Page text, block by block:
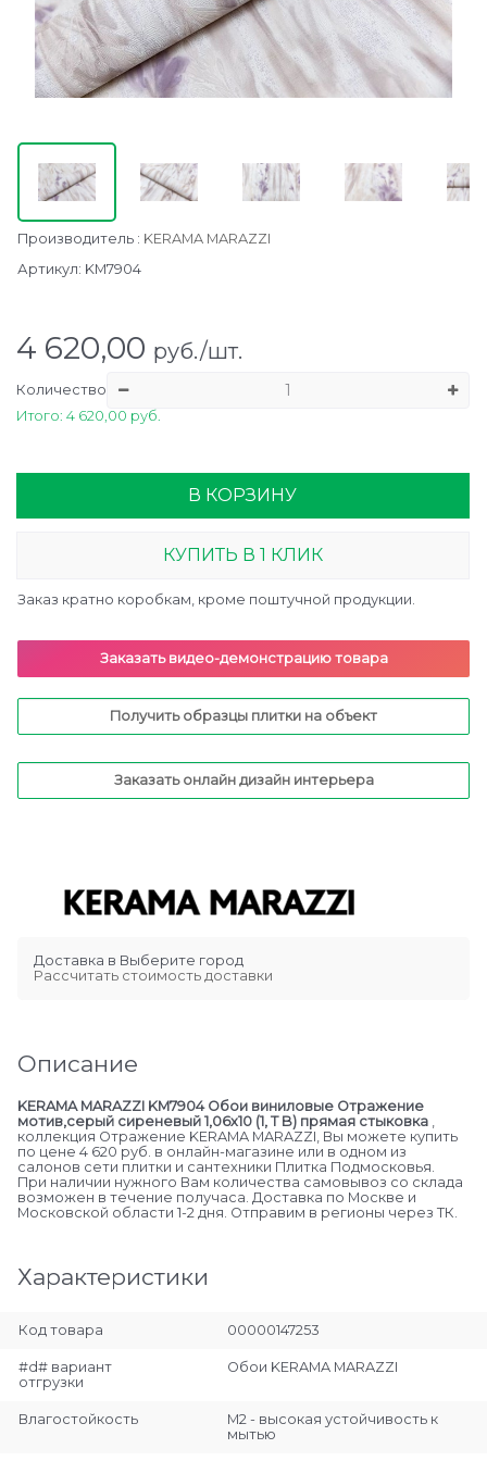
Производитель : KERAMA MARAZZI
Артикул: KM7904
4 620,00 руб./шт.
Количество
Итого: 4 620,00 руб.
В КОРЗИНУ
КУПИТЬ В 1 КЛИК
Заказ кратно коробкам, кроме поштучной продукции.
Заказать видео-демонстрацию товара
Получить образцы плитки на объект
Заказать онлайн дизайн интерьера
Доставка в Выберите город
Рассчитать стоимость доставки
Описание
KERAMA MARAZZI KM7904 Обои виниловые Отражение
мотив,серый сиреневый 1,06х10 (1, Т B) прямая стыковка
коллекция Отражение KERAMA MARAZZI, Вы можете купить
по цене 4 620 руб. в онлайн-магазине или в одном из
салонов сети плитки и сантехники Плитка Подмосковья.
При наличии нужного Вам количества самовывоз со склада
возможен в течение получаса. Доставка по Москве и
Московской области 1-2 дня. Отправим в регионы через ТК.
Характеристики
Код товара 00000147253
#d# вариант
отгрузки
Обои KERAMA MARAZZI
Влагостойкость
М2 - высокая устойчивость к
мытью